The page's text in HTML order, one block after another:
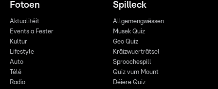
Fotoen
Aktualitéit
Events a Fester
Kultur
Lifestyle
Auto
Télé
Radio
Spilleck
Allgemengwëssen
Musek Quiz
Geo Quiz
Kräizwuerträtsel
Sproochespill
Quiz vum Mount
Déiere Quiz